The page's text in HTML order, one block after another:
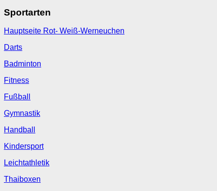
Sportarten
Hauptseite Rot- Weiß-Werneuchen
Darts
Badminton
Fitness
Fußball
Gymnastik
Handball
Kindersport
Leichtathletik
Thaiboxen